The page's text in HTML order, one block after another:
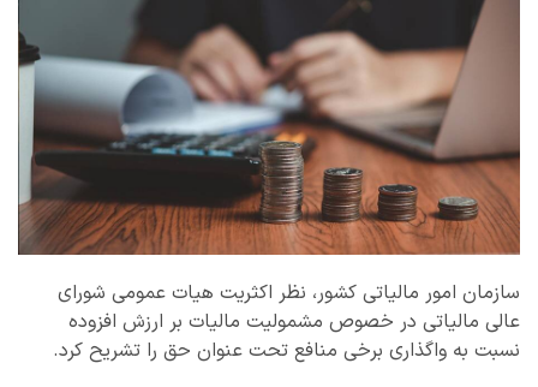
سازمان امور مالیاتی کشور، نظر اکثریت هیات عمومی شورای
عالی مالیاتی در خصوص مشمولیت مالیات بر ارزش ‌افزوده
نسبت به واگذاری برخی منافع تحت عنوان حق را تشریح کرد.